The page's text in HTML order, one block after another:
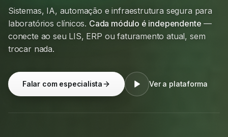
Sistemas, IA, automação e infraestrutura segura para
laboratórios clínicos. Cada módulo é independente —
conecte ao seu LIS, ERP ou faturamento atual, sem
trocar nada.
Falar com especialista Ver a plataforma